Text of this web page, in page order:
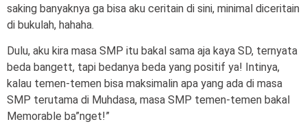
saking banyaknya ga bisa aku ceritain di sini, minimal diceritain
di bukulah, hahaha.
Dulu, aku kira masa SMP itu bakal sama aja kaya SD, ternyata
beda bangett, tapi bedanya beda yang positif ya! Intinya,
kalau temen-temen bisa maksimalin apa yang ada di masa
SMP terutama di Muhdasa, masa SMP temen-temen bakal
Memorable ba”nget!”